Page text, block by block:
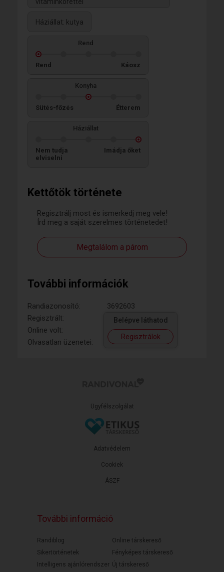
Kettőtök története
Regisztrálj most és ismerkedj meg vele!
Írd meg a saját szerelmes történetedet!
Megtalálom a párom
További információk
Randiazonosító:
3692603
Regisztrált:
Online volt:
Olvasatlan üzenetei:
Belépve láthatod
Regisztrálok
Háziállat: kutya
Rend
Rend Káosz
Konyha
Sütés-főzés Étterem
Háziállat
Nem tudja
elviselni
Imádja őket
Ügyfélszolgálat
ÁSZF
Adatvédelem
Cookiek
További információ
Randiblog
Sikertörténetek
Intelligens ajánlórendszer
Online társkereső
Fényképes társkereső
Új társkereső